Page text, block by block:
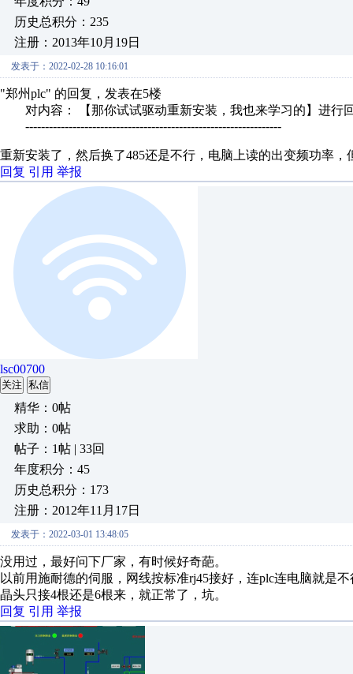
历史总积分：235
注册：2013年10月19日
发表于：2022-02-28 10:16:01
"郑州plc" 的回复，发表在5楼
对内容： 【那你试试驱动重新安装，我也来学习的】进行
-----------------------------------------------------------------
重新安装了，然后换了485还是不行，电脑上读的出变频功率
回复 引用 举报
lsc00700
关注 私信
精华：0帖
求助：0帖
帖子：1帖 | 33回
年度积分：45
历史总积分：173
注册：2012年11月17日
发表于：2022-03-01 13:48:05
没用过，最好问下厂家，有时候好奇葩。
以前用施耐德的伺服，网线按标准rj45接好，连plc连电脑就是
晶头只接4根还是6根来，就正常了，坑。
回复 引用 举报